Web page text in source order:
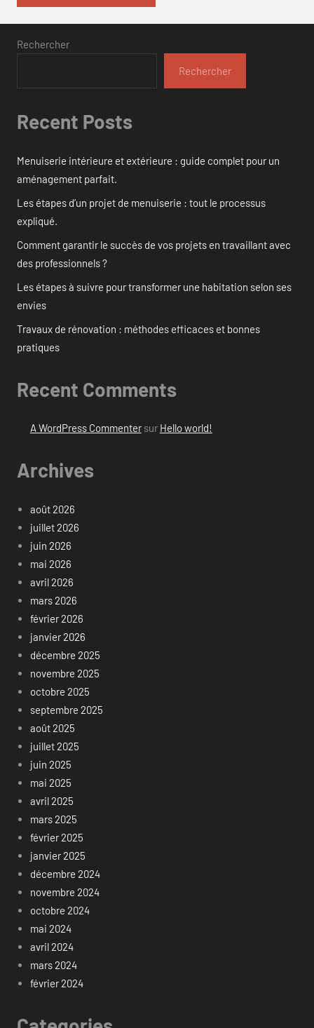
Rechercher
Rechercher
Recent Posts
Menuiserie intérieure et extérieure : guide complet pour un
aménagement parfait.
Les étapes d’un projet de menuiserie : tout le processus
expliqué.
Comment garantir le succès de vos projets en travaillant avec
des professionnels ?
Les étapes à suivre pour transformer une habitation selon ses
envies
Travaux de rénovation : méthodes efficaces et bonnes
pratiques
Recent Comments
A WordPress Commentersur Hello world!
Archives
août 2026
juillet 2026
juin 2026
mai 2026
avril 2026
mars 2026
février 2026
janvier 2026
décembre 2025
novembre 2025
octobre 2025
septembre 2025
août 2025
juillet 2025
juin 2025
mai 2025
avril 2025
mars 2025
février 2025
janvier 2025
décembre 2024
novembre 2024
octobre 2024
mai 2024
avril 2024
mars 2024
février 2024